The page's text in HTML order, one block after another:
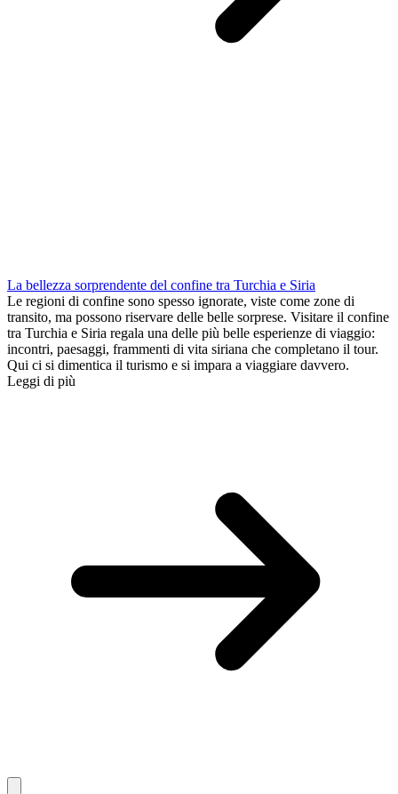
La bellezza sorprendente del confine tra Turchia e Siria
Le regioni di confine sono spesso ignorate, viste come zone di
transito, ma possono riservare delle belle sorprese. Visitare il confine
tra Turchia e Siria regala una delle più belle esperienze di viaggio:
incontri, paesaggi, frammenti di vita siriana che completano il tour.
Qui ci si dimentica il turismo e si impara a viaggiare davvero.
Leggi di più